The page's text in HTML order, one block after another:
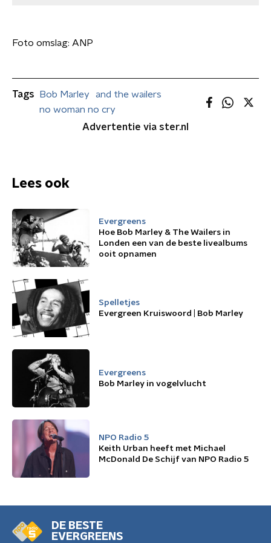
Foto omslag: ANP
Tags Bob Marley
and the wailers
no woman no cry
Advertentie via ster.nl
Lees ook
Evergreens
Hoe Bob Marley & The Wailers in
Londen een van de beste livealbums
ooit opnamen
Spelletjes
Evergreen Kruiswoord | Bob Marley
Evergreens
Bob Marley in vogelvlucht
NPO Radio 5
Keith Urban heeft met Michael
McDonald De Schijf van NPO Radio 5
DE BESTE
EVERGREENS